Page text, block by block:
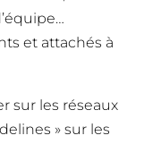
et attachés à
sur les réseaux
» sur les